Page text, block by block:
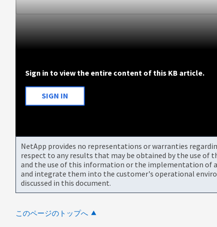
Sign in to view the entire content of this KB article.
SIGN IN
NetApp provides no representations or warranties
respect to any results that may be obtained by the use of
and the use of this information or the implementation of
and integrate them into the customer's operational
discussed in this document.
このページのトップへ